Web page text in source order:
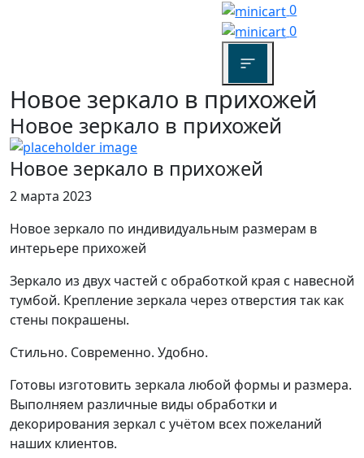
0
0
Новое зеркало в прихожей
Новое зеркало в прихожей
Новое зеркало в прихожей
2 марта 2023
Новое зеркало по индивидуальным размерам в
интерьере прихожей
Зеркало из двух частей с обработкой края с навесной
тумбой. Крепление зеркала через отверстия так как
стены покрашены.
Стильно. Современно. Удобно.
Готовы изготовить зеркала любой формы и размера.
Выполняем различные виды обработки и
декорирования зеркал с учётом всех пожеланий
наших клиентов.